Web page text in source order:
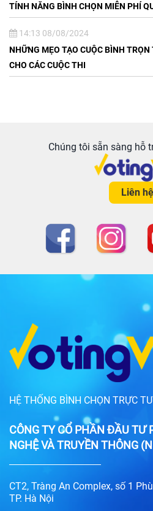
TÍNH NĂNG BÌNH CHỌN MIỄN PHÍ
14:13 08/08/2024
NHỮNG MẸO TẠO CUỘC BÌNH
CHO CÁC CUỘC THI
Chúng tôi sẵn sàng hỗ
Liên hệ
HỆ THỐNG BÌNH CHỌN TRỰC
CÔNG TY CỔ PHẦN ĐẦU TƯ
NGHỆ VÀ TRUYỀN THÔNG
CT2, Tràng An Complex, số 1
TP. Hà Nội